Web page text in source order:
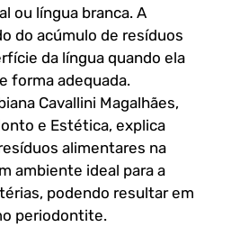
ou língua branca. A
do acúmulo de resíduos
da língua quando ela
forma adequada.
Cavallini Magalhães,
e Estética, explica
alimentares na
ambiente ideal para a
podendo resultar em
periodontite.